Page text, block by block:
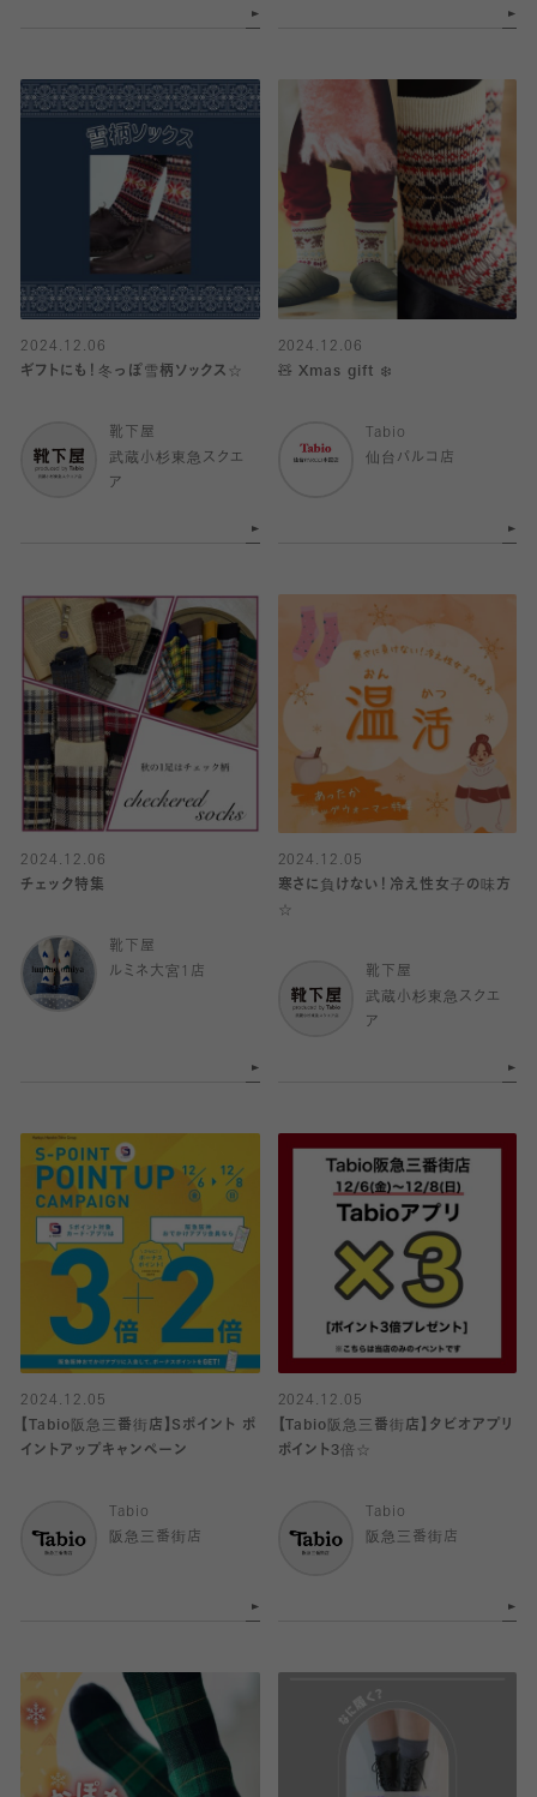
2024.12.06
ギフトにも！冬っぽ雪柄ソックス☆
靴下屋
武蔵小杉東急スクエ
ア
2024.12.06
🧸 Xmas gift ❄️
Tabio
仙台パルコ店
2024.12.06
チェック特集
靴下屋
ルミネ大宮1店
2024.12.05
寒さに負けない！冷え性女子の味方
☆
靴下屋
武蔵小杉東急スクエ
ア
2024.12.05
【Tabio阪急三番街店】Sポイント ポ
イントアップキャンペーン
Tabio
阪急三番街店
2024.12.05
【Tabio阪急三番街店】タビオアプリ
ポイント3倍☆
Tabio
阪急三番街店